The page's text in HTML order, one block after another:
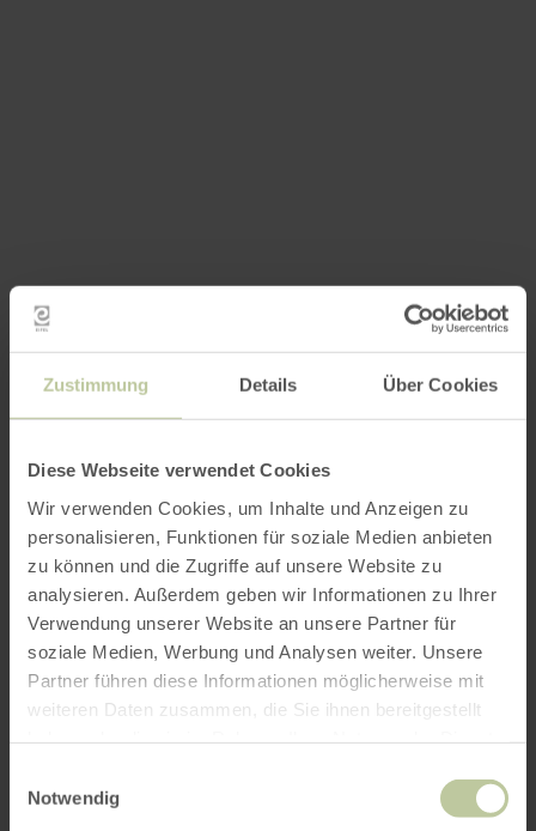
Zustimmung Details Über Cookies
Diese Webseite verwendet Cookies
Wir verwenden Cookies, um Inhalte und Anzeigen zu
personalisieren, Funktionen für soziale Medien anbieten
zu können und die Zugriffe auf unsere Website zu
analysieren. Außerdem geben wir Informationen zu Ihrer
Verwendung unserer Website an unsere Partner für
soziale Medien, Werbung und Analysen weiter. Unsere
Partner führen diese Informationen möglicherweise mit
weiteren Daten zusammen, die Sie ihnen bereitgestellt
Notwendig